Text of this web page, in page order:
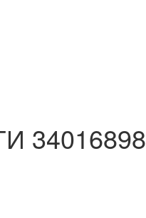
34016898